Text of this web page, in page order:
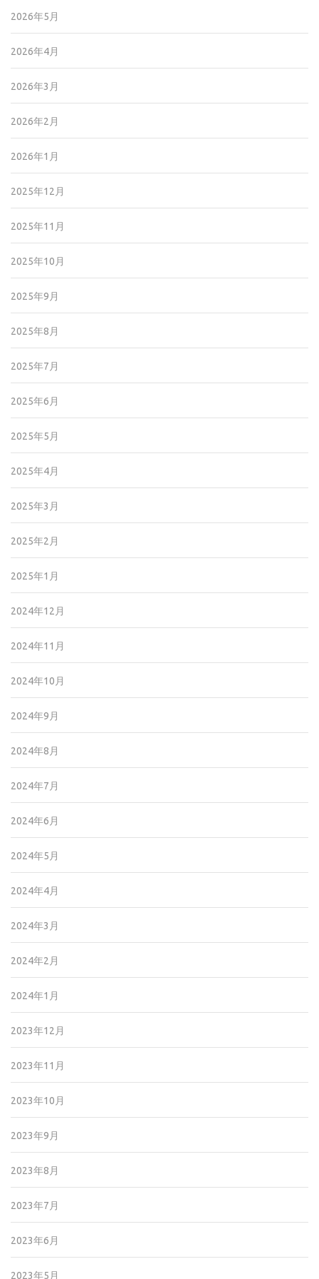
2026年5月
2026年4月
2026年3月
2026年2月
2026年1月
2025年12月
2025年11月
2025年10月
2025年9月
2025年8月
2025年7月
2025年6月
2025年5月
2025年4月
2025年3月
2025年2月
2025年1月
2024年12月
2024年11月
2024年10月
2024年9月
2024年8月
2024年7月
2024年6月
2024年5月
2024年4月
2024年3月
2024年2月
2024年1月
2023年12月
2023年11月
2023年10月
2023年9月
2023年8月
2023年7月
2023年6月
2023年5月